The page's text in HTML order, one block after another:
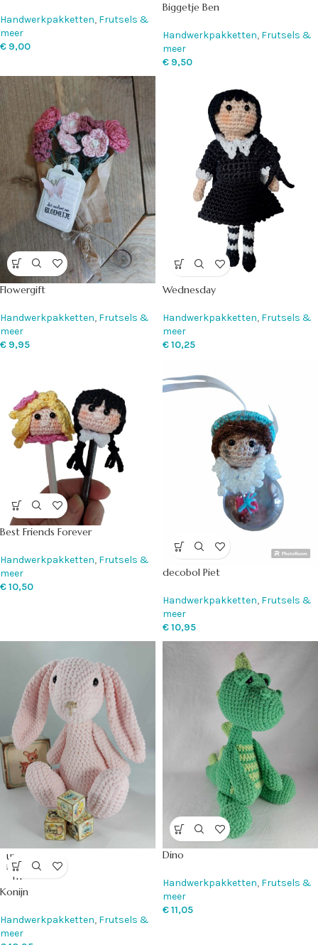
Handwerkpakketten, Frutsels &
meer
€ 9,00
Biggetje Ben
Handwerkpakketten, Frutsels &
meer
€ 9,50
Flowergift
Handwerkpakketten, Frutsels &
meer
€ 9,95
Wednesday
Handwerkpakketten, Frutsels &
meer
€10,25
Best Friends Forever
Handwerkpakketten, Frutsels &
meer
€10,50
decobol Piet
Handwerkpakketten, Frutsels &
meer
€10,95
UITVE
RKOC
HT
Konijn
Handwerkpakketten, Frutsels &
meer
Dino
Handwerkpakketten, Frutsels &
meer
€11,05